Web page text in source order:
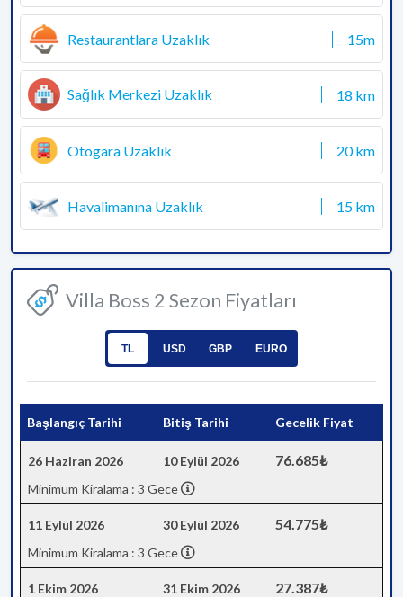
Restaurantlara Uzaklık 15m
Sağlık Merkezi Uzaklık 18 km
Otogara Uzaklık 20 km
Havalimanına Uzaklık 15 km
Villa Boss 2 Sezon Fiyatları
TL USD GBP EURO
Başlangıç Tarihi Bitiş Tarihi Gecelik Fiyat
26 Haziran 2026 10 Eylül 2026 76.685₺
Minimum Kiralama : 3 Gece
11 Eylül 2026 30 Eylül 2026 54.775₺
Minimum Kiralama : 3 Gece
1 Ekim 2026 31 Ekim 2026 27.387₺